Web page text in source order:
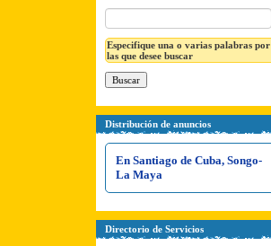
Especifique una o varias palabras por
las que desee buscar
Distribución de anuncios
En Santiago de Cuba, Songo-
La Maya
Directorio de Servicios